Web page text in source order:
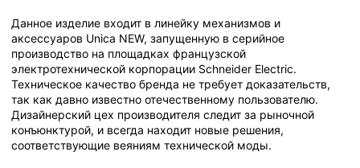
Данное изделие входит в линейку механизмов и
аксессуаров Unica NEW, запущенную в серийное
производство на площадках французской
электротехнической корпорации Schneider Electriс.
Техническое качество бренда не требует доказательств,
так как давно известно отечественному пользователю.
Дизайнерский цех производителя следит за рыночной
конъюнктурой, и всегда находит новые решения,
соответствующие веяниям технической моды.